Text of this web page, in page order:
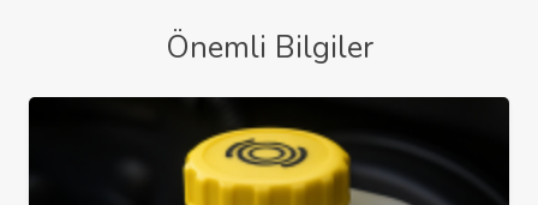
Önemli Bilgiler